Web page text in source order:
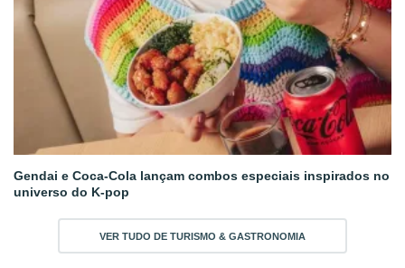
Gendai e Coca-Cola lançam combos especiais inspirados no
universo do K-pop
VER TUDO DE TURISMO & GASTRONOMIA